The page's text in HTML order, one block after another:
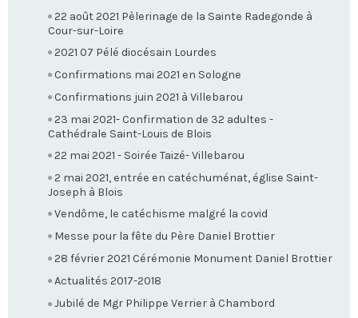
22 août 2021 Pèlerinage de la Sainte Radegonde à
Cour-sur-Loire
2021 07 Pélé diocésain Lourdes
Confirmations mai 2021 en Sologne
Confirmations juin 2021 à Villebarou
23 mai 2021- Confirmation de 32 adultes -
Cathédrale Saint-Louis de Blois
22 mai 2021 - Soirée Taizé- Villebarou
2 mai 2021, entrée en catéchuménat, église Saint-
Joseph à Blois
Vendôme, le catéchisme malgré la covid
Messe pour la fête du Père Daniel Brottier
28 février 2021 Cérémonie Monument Daniel Brottier
Actualités 2017-2018
Jubilé de Mgr Philippe Verrier à Chambord